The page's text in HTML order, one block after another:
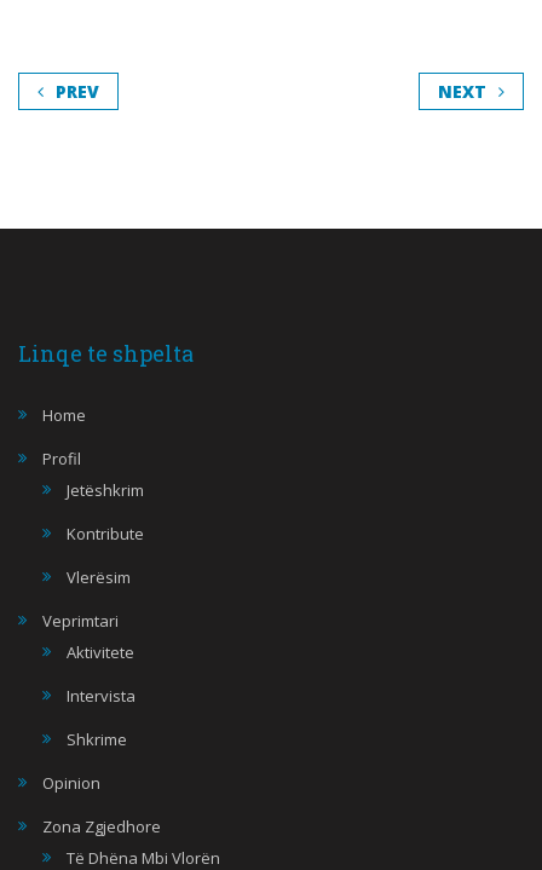
PREV NEXT
Linqe te shpelta
Home
Profil
Jetëshkrim
Kontribute
Vlerësim
Veprimtari
Aktivitete
Intervista
Shkrime
Opinion
Zona Zgjedhore
Të Dhëna Mbi Vlorën